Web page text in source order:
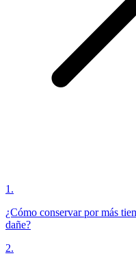
1 .
¿Cómo conservar por más
dañe?
2.